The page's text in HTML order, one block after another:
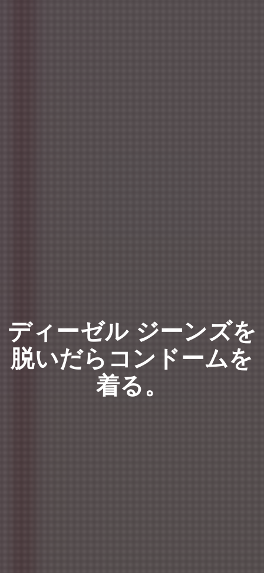
ディーゼル ジーンズを
脱いだらコンドームを
着る。